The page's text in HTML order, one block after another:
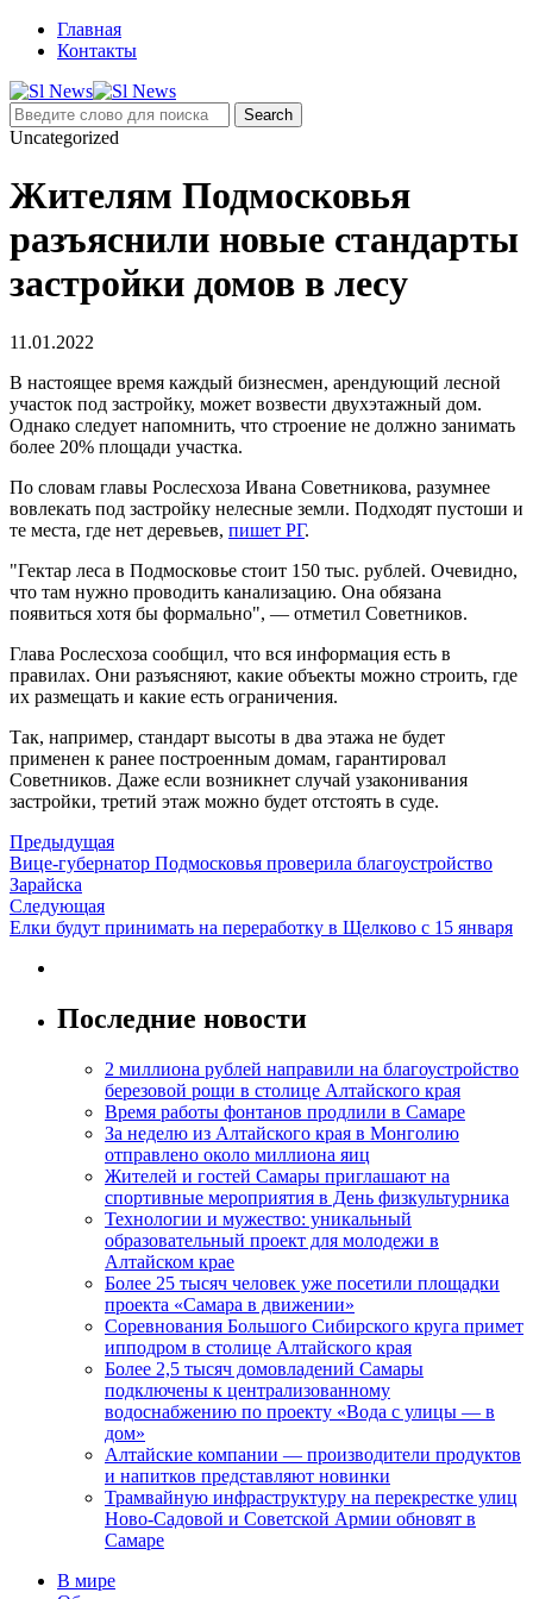
Главная
Контакты
Uncategorized
Жителям Подмосковья
разъяснили новые стандарты
застройки домов в лесу
11.01.2022
В настоящее время каждый бизнесмен, арендующий лесной
участок под застройку, может возвести двухэтажный дом.
Однако следует напомнить, что строение не должно занимать
более 20% площади участка.
По словам главы Рослесхоза Ивана Советникова, разумнее
вовлекать под застройку нелесные земли. Подходят пустоши и
те места, где нет деревьев, пишет РГ.
"Гектар леса в Подмосковье стоит 150 тыс. рублей. Очевидно,
что там нужно проводить канализацию. Она обязана
появиться хотя бы формально", — отметил Советников.
Глава Рослесхоза сообщил, что вся информация есть в
правилах. Они разъясняют, какие объекты можно строить, где
их размещать и какие есть ограничения.
Так, например, стандарт высоты в два этажа не будет
применен к ранее построенным домам, гарантировал
Советников. Даже если возникнет случай узаконивания
застройки, третий этаж можно будет отстоять в суде.
Предыдущая
Вице-губернатор Подмосковья проверила благоустройство
Зарайска
Следующая
Елки будут принимать на переработку в Щелково с 15 января
Последние новости
2 миллиона рублей направили на благоустройство
березовой рощи в столице Алтайского края
Время работы фонтанов продлили в Самаре
За неделю из Алтайского края в Монголию
отправлено около миллиона яиц
Жителей и гостей Самары приглашают на
спортивные мероприятия в День физкультурника
Технологии и мужество: уникальный
образовательный проект для молодежи в
Алтайском крае
Более 25 тысяч человек уже посетили площадки
проекта «Самара в движении»
Соревнования Большого Сибирского круга примет
ипподром в столице Алтайского края
Более 2,5 тысяч домовладений Самары
подключены к централизованному
водоснабжению по проекту «Вода с улицы — в
дом»
Алтайские компании — производители продуктов
и напитков представляют новинки
Трамвайную инфраструктуру на перекрестке улиц
Ново-Садовой и Советской Армии обновят в
Самаре
В мире